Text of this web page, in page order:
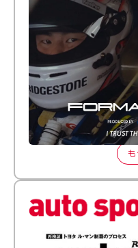
倒す相手を、信じ
【FORMATION
も